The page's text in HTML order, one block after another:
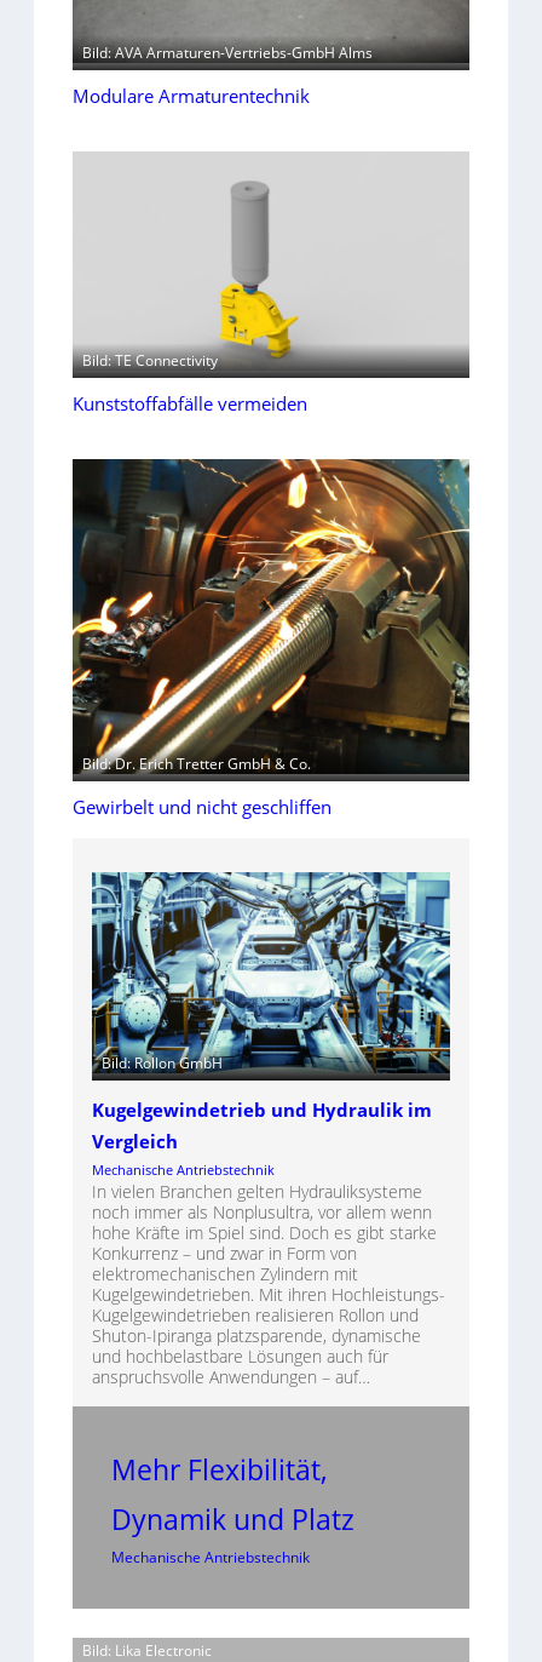
Bild: AVA Armaturen-Vertriebs-GmbH Alms
Modulare Armaturentechnik
Bild: TE Connectivity
Kunststoffabfälle vermeiden
Bild: Dr. Erich Tretter GmbH & Co.
Gewirbelt und nicht geschliffen
Bild: Rollon GmbH
Kugelgewindetrieb und Hydraulik im
Vergleich
Mechanische Antriebstechnik
In vielen Branchen gelten Hydrauliksysteme
noch immer als Nonplusultra, vor allem wenn
hohe Kräfte im Spiel sind. Doch es gibt starke
Konkurrenz – und zwar in Form von
elektromechanischen Zylindern mit
Kugelgewindetrieben. Mit ihren Hochleistungs-
Kugelgewindetrieben realisieren Rollon und
Shuton-Ipiranga platzsparende, dynamische
und hochbelastbare Lösungen auch für
anspruchsvolle Anwendungen – auf…
Mehr Flexibilität,
Dynamik und Platz
Mechanische Antriebstechnik
Bild: Lika Electronic